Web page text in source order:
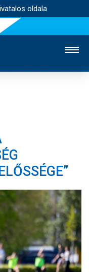
oldala